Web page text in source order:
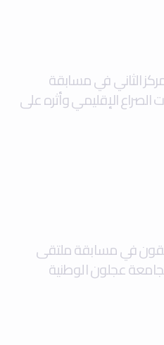
الثاني في مسابقة
الإقليمي وأثره على
في مسابقة ملتقى
عجلون الوطنية